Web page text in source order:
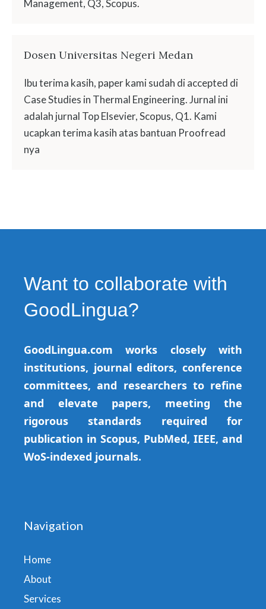
Management, Q3, Scopus.
Dosen Universitas Negeri Medan
Ibu terima kasih, paper kami sudah di accepted di
Case Studies in Thermal Engineering. Jurnal ini
adalah jurnal Top Elsevier, Scopus, Q1. Kami
ucapkan terima kasih atas bantuan Proofread
nya
Want to collaborate with
GoodLingua?
GoodLingua.com works closely with
institutions, journal editors, conference
committees, and researchers to refine
and elevate papers, meeting the
rigorous standards required for
publication in Scopus, PubMed, IEEE, and
WoS-indexed journals.
Navigation
Home
About
Services